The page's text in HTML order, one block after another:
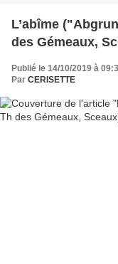
L’abîme
des Gémeaux,
Publié le 14/10/2019 à
Par CERISETTE